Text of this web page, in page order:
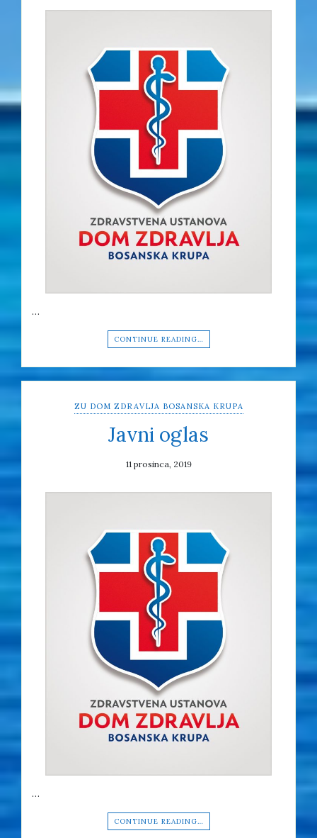
…
CONTINUE READING…
ZU DOM ZDRAVLJA BOSANSKA KRUPA
Javni oglas
11 prosinca, 2019
…
CONTINUE READING…